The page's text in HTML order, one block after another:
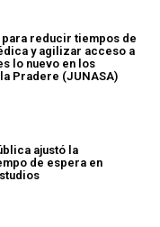
reducir tiempos de
y agilizar acceso a
lo nuevo en los
Pradere (JUNASA)
ajustó la
de espera en